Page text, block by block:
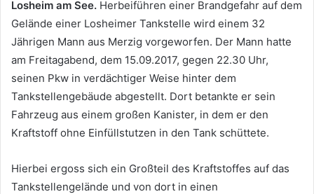
Losheim am See. Herbeiführen einer Brandgefahr auf dem
Gelände einer Losheimer Tankstelle wird einem 32
Jährigen Mann aus Merzig vorgeworfen. Der Mann hatte
am Freitagabend, dem 15.09.2017, gegen 22.30 Uhr,
seinen Pkw in verdächtiger Weise hinter dem
Tankstellengebäude abgestellt. Dort betankte er sein
Fahrzeug aus einem großen Kanister, in dem er den
Kraftstoff ohne Einfüllstutzen in den Tank schüttete.
Hierbei ergoss sich ein Großteil des Kraftstoffes auf das
Tankstellengelände und von dort in einen